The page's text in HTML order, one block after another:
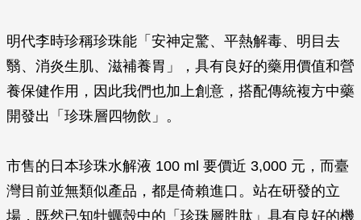
明代李時珍稱珍珠能「安神定驚、平熱解毒、明目去
翳、消炎生肌、滋補養胃」，具有良好的藥用價值和營
養保健作用，因此我們也加上創意，搭配傳統複方中藥
開發出「珍珠層四物飲」。
市售的日本珍珠水解液 100 ml 要價近 3,000 元，而臺
灣目前並無類似產品，都是倚賴進口。站在研發的立
場，既然已知牡蠣殼中的「珍珠層胜肽」具有良好的機